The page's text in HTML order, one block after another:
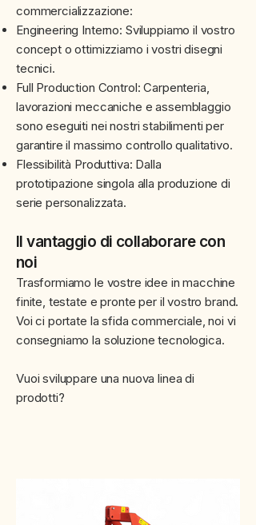
commercializzazione:
Engineering Interno: Sviluppiamo il vostro
concept o ottimizziamo i vostri disegni
tecnici.
Full Production Control: Carpenteria,
lavorazioni meccaniche e assemblaggio
sono eseguiti nei nostri stabilimenti per
garantire il massimo controllo qualitativo.
Flessibilità Produttiva: Dalla
prototipazione singola alla produzione di
serie personalizzata.
Il vantaggio di collaborare con
noi
Trasformiamo le vostre idee in macchine
finite, testate e pronte per il vostro brand.
Voi ci portate la sfida commerciale, noi vi
consegniamo la soluzione tecnologica.
Vuoi sviluppare una nuova linea di
prodotti?